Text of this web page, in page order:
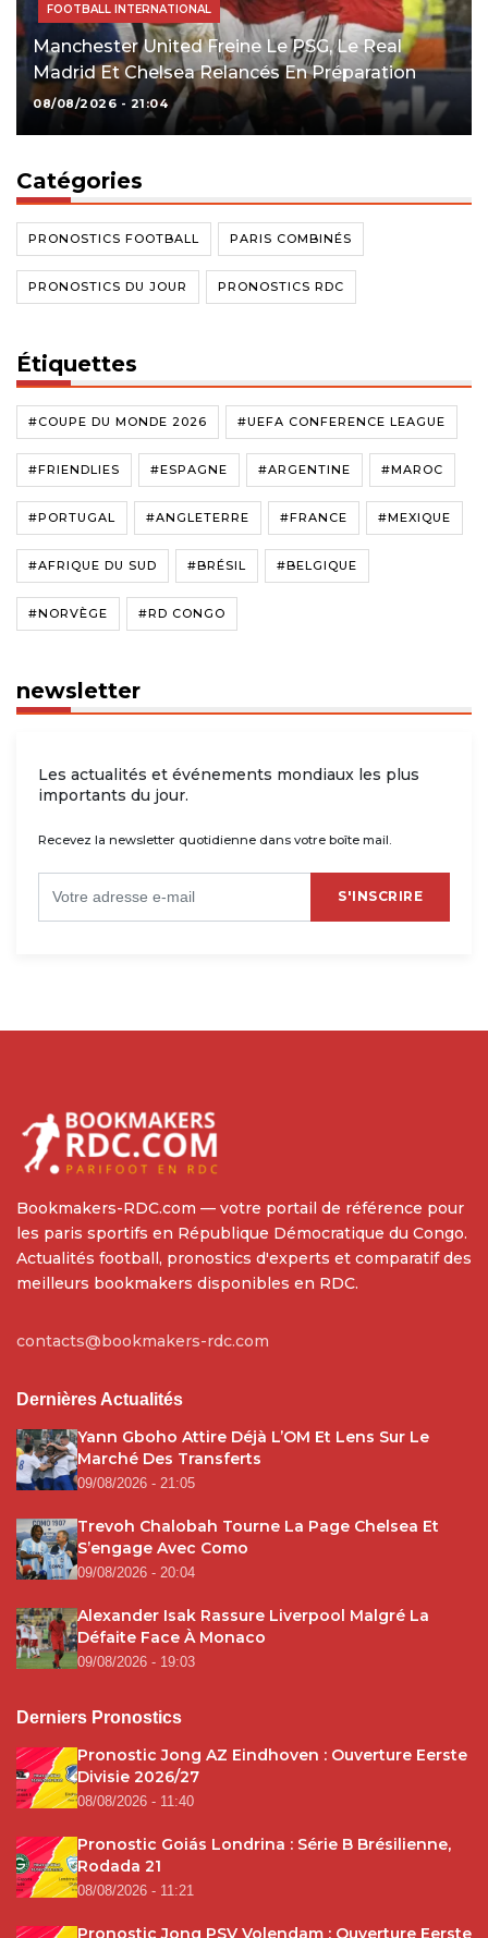
FOOTBALL INTERNATIONAL
Manchester United Freine Le PSG, Le Real
Madrid Et Chelsea Relancés En Préparation
08/08/2026 - 21:04
Catégories
PRONOSTICS FOOTBALL PARIS COMBINÉS
PRONOSTICS DU JOUR PRONOSTICS RDC
Étiquettes
#COUPE DU MONDE 2026 #UEFA CONFERENCE LEAGUE
#FRIENDLIES #ESPAGNE #ARGENTINE #MAROC
#PORTUGAL #ANGLETERRE #FRANCE #MEXIQUE
#AFRIQUE DU SUD #BRÉSIL #BELGIQUE
#NORVÈGE #RD CONGO
newsletter
Les actualités et événements mondiaux les plus
importants du jour.
Recevez la newsletter quotidienne dans votre boîte mail.
S'INSCRIRE
Bookmakers-RDC.com — votre portail de référence pour
les paris sportifs en République Démocratique du Congo.
Actualités football, pronostics d'experts et comparatif des
meilleurs bookmakers disponibles en RDC.
contacts@bookmakers-rdc.com
Dernières Actualités
Yann Gboho Attire Déjà L’OM Et Lens Sur Le
Marché Des Transferts
09/08/2026 - 21:05
Trevoh Chalobah Tourne La Page Chelsea Et
S’engage Avec Como
09/08/2026 - 20:04
Alexander Isak Rassure Liverpool Malgré La
Défaite Face À Monaco
09/08/2026 - 19:03
Derniers Pronostics
Pronostic Jong AZ Eindhoven : Ouverture Eerste
Divisie 2026/27
08/08/2026 - 11:40
Pronostic Goiás Londrina : Série B Brésilienne,
Rodada 21
08/08/2026 - 11:21
Pronostic Jong PSV Volendam : Ouverture Eerste